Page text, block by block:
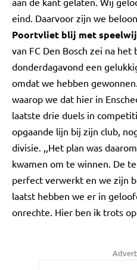
eind. Daarvoor zijn we
Poortvliet blij met
van FC Den Bosch zei na het
donderdagavond een
omdat we hebben
waarop we dat hier in
laatste drie duels in
opgaande lijn bij zijn club,
divisie. ,,Het plan was
kwamen om te winnen. De
perfect verwerkt en we zijn
laatst hebben we er in
onrechte. Hier ben ik trots